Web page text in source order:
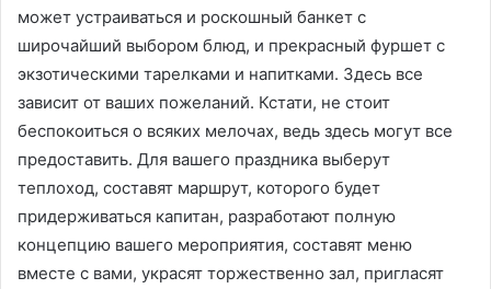
может устраиваться и роскошный банкет с
широчайший выбором блюд, и прекрасный фуршет с
экзотическими тарелками и напитками. Здесь все
зависит от ваших пожеланий. Кстати, не стоит
беспокоиться о всяких мелочах, ведь здесь могут все
предоставить. Для вашего праздника выберут
теплоход, составят маршрут, которого будет
придерживаться капитан, разработают полную
концепцию вашего мероприятия, составят меню
вместе с вами, украсят торжественно зал, пригласят